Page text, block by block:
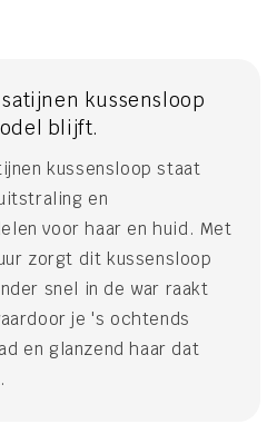
kussensloop
blijft.
kussensloop staat
en
voor haar en huid. Met
zorgt dit kussensloop
snel in de war raakt
je 's ochtends
en glanzend haar dat